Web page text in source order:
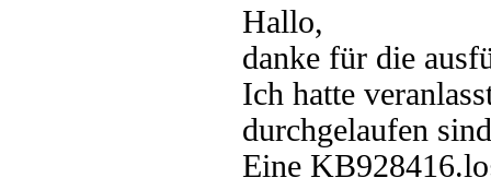
Hallo,
danke für die
Ich hatte
durchgelaufen
Eine